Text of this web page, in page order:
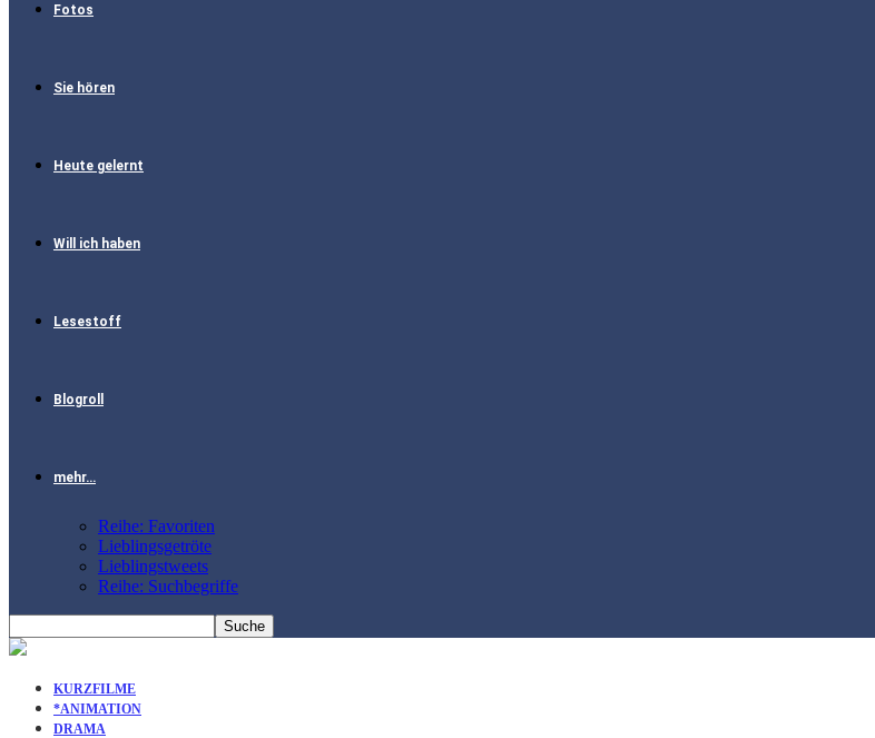
Fotos
Sie hören
Heute gelernt
Will ich haben
Lesestoff
Blogroll
mehr…
Reihe: Favoriten
Lieblingsgetröte
Lieblingstweets
Reihe: Suchbegriffe
KURZFILME
*ANIMATION
DRAMA